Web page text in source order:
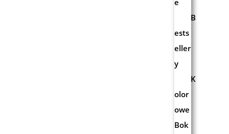
B
ests
eller
y
K
olor
owe
Bok